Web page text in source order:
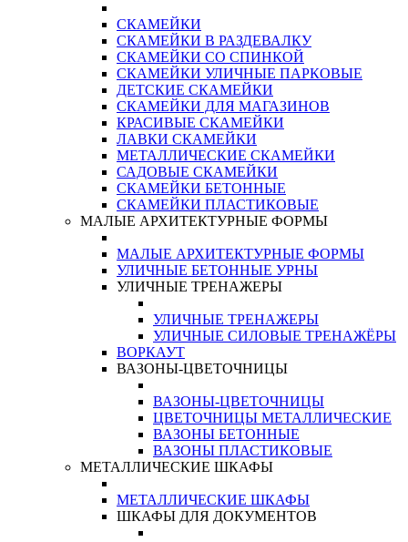
СКАМЕЙКИ
СКАМЕЙКИ В РАЗДЕВАЛКУ
СКАМЕЙКИ СО СПИНКОЙ
СКАМЕЙКИ УЛИЧНЫЕ ПАРКОВЫЕ
ДЕТСКИЕ СКАМЕЙКИ
СКАМЕЙКИ ДЛЯ МАГАЗИНОВ
КРАСИВЫЕ СКАМЕЙКИ
ЛАВКИ СКАМЕЙКИ
МЕТАЛЛИЧЕСКИЕ СКАМЕЙКИ
САДОВЫЕ СКАМЕЙКИ
СКАМЕЙКИ БЕТОННЫЕ
СКАМЕЙКИ ПЛАСТИКОВЫЕ
МАЛЫЕ АРХИТЕКТУРНЫЕ ФОРМЫ
МАЛЫЕ АРХИТЕКТУРНЫЕ ФОРМЫ
УЛИЧНЫЕ БЕТОННЫЕ УРНЫ
УЛИЧНЫЕ ТРЕНАЖЕРЫ
УЛИЧНЫЕ ТРЕНАЖЕРЫ
УЛИЧНЫЕ СИЛОВЫЕ ТРЕНАЖЁРЫ
ВОРКАУТ
ВАЗОНЫ-ЦВЕТОЧНИЦЫ
ВАЗОНЫ-ЦВЕТОЧНИЦЫ
ЦВЕТОЧНИЦЫ МЕТАЛЛИЧЕСКИЕ
ВАЗОНЫ БЕТОННЫЕ
ВАЗОНЫ ПЛАСТИКОВЫЕ
МЕТАЛЛИЧЕСКИЕ ШКАФЫ
МЕТАЛЛИЧЕСКИЕ ШКАФЫ
ШКАФЫ ДЛЯ ДОКУМЕНТОВ